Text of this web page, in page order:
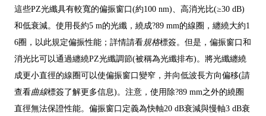
這些PZ光纖具有較寬的偏振窗口(約100 nm)、高消光比(≥30 dB)
和低衰減。使用長約5 m的光纖，繞成?89 mm的線圈，纏繞大約1
6圈，以此規定偏振性能；詳情請看規格標簽。但是，偏振窗口和
消光比可以通過纏繞PZ光纖調節(被稱為光纖排布)。將光纖纏繞
成更小直徑的線圈可以使偏振窗口變窄，并向低波長方向偏移(請
查看曲線標簽了解更多信息)。注意，使用除?89 mm之外的繞圈
直徑無法保證性能。偏振窗口定義為快軸20 dB衰減與慢軸3 dB衰